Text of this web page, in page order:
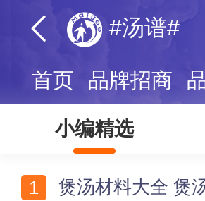
#汤谱#
首页 品牌招商
小编精选